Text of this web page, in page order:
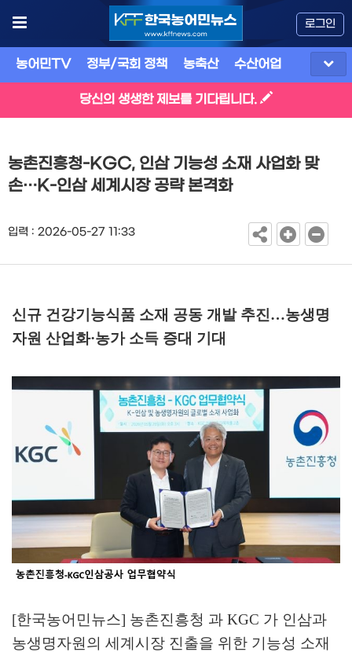
로그인
농어민TV 정부/국회 정책 농축산 수산어업
당신의 생생한 제보를 기다립니다.
농촌진흥청-KGC, 인삼 기능성 소재 사업화 맞
손…K-인삼 세계시장 공략 본격화
입력 : 2026-05-27 11:33
신규 건강기능식품 소재 공동 개발 추진…농생명
자원 산업화·농가 소득 증대 기대
[한국농어민뉴스] 농촌진흥청 과 KGC 가 인삼과
농생명자원의 세계시장 진출을 위한 기능성 소재